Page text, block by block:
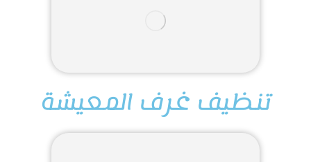
تنظيف غرف المعيشة